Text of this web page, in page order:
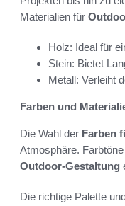
Materialien für
Holz: Ideal für
Stein: Bietet
Metall: Verleiht
Farben und
Die Wahl der Farben
Atmosphäre.
Outdoor-Gestaltung
Die richtige Palette